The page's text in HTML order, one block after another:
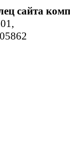
сайта